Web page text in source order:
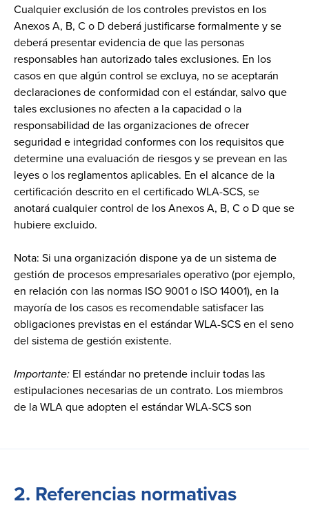
Cualquier exclusión de los controles previstos en los
Anexos A, B, C o D deberá justificarse formalmente y se
deberá presentar evidencia de que las personas
responsables han autorizado tales exclusiones. En los
casos en que algún control se excluya, no se aceptarán
declaraciones de conformidad con el estándar, salvo que
tales exclusiones no afecten a la capacidad o la
responsabilidad de las organizaciones de ofrecer
seguridad e integridad conformes con los requisitos que
determine una evaluación de riesgos y se prevean en las
leyes o los reglamentos aplicables. En el alcance de la
certificación descrito en el certificado WLA-SCS, se
anotará cualquier control de los Anexos A, B, C o D que se
hubiere excluido.
Nota: Si una organización dispone ya de un sistema de
gestión de procesos empresariales operativo (por ejemplo,
en relación con las normas ISO 9001 o ISO 14001), en la
mayoría de los casos es recomendable satisfacer las
obligaciones previstas en el estándar WLA-SCS en el seno
del sistema de gestión existente.
Importante: El estándar no pretende incluir todas las
estipulaciones necesarias de un contrato. Los miembros
de la WLA que adopten el estándar WLA-SCS son
2. Referencias normativas